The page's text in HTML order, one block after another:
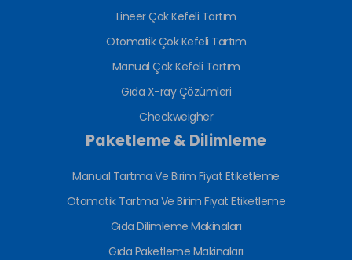
Lineer Çok Kefeli Tartım
Otomatik Çok Kefeli Tartım
Manual Çok Kefeli Tartım
Gıda X-ray Çözümleri
Checkweigher
Paketleme & Dilimleme
Manual Tartma Ve Birim Fiyat Etiketleme
Otomatik Tartma Ve Birim Fiyat Etiketleme
Gıda Dilimleme Makinaları
Gıda Paketleme Makinaları